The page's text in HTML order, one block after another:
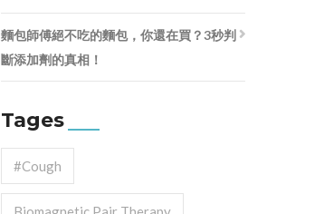
麵包師傅絕不吃的麵包，你還在買？3秒判
斷添加劑的真相！
Tages
#cough